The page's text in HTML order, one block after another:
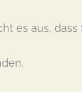
es aus,